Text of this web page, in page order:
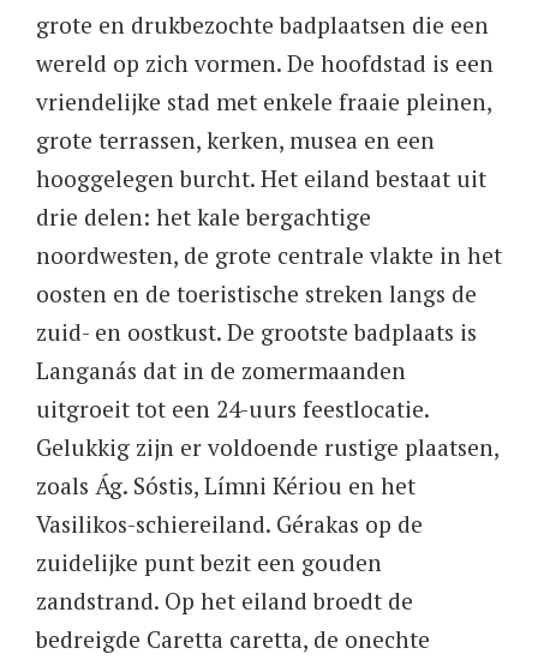
grote en drukbezochte badplaatsen die een
wereld op zich vormen. De hoofdstad is een
vriendelijke stad met enkele fraaie pleinen,
grote terrassen, kerken, musea en een
hooggelegen burcht. Het eiland bestaat uit
drie delen: het kale bergachtige
noordwesten, de grote centrale vlakte in het
oosten en de toeristische streken langs de
zuid- en oostkust. De grootste badplaats is
Langanás dat in de zomermaanden
uitgroeit tot een 24-uurs feestlocatie.
Gelukkig zijn er voldoende rustige plaatsen,
zoals Ág. Sóstis, Límni Kériou en het
Vasilikos-schiereiland. Gérakas op de
zuidelijke punt bezit een gouden
zandstrand. Op het eiland broedt de
bedreigde Caretta caretta, de onechte